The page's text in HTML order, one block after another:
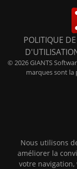
POLITIQUE
© 2026 GIANTS
marques sont la
Nous utilisons
améliorer la
votre navigation,